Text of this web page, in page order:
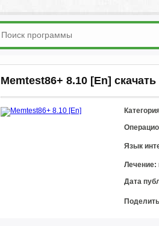
Memtest86+ 8.10 [En]
Язык
Лечение:
Дата